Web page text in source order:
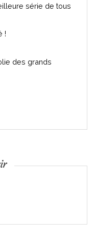
série de tous
!
des grands